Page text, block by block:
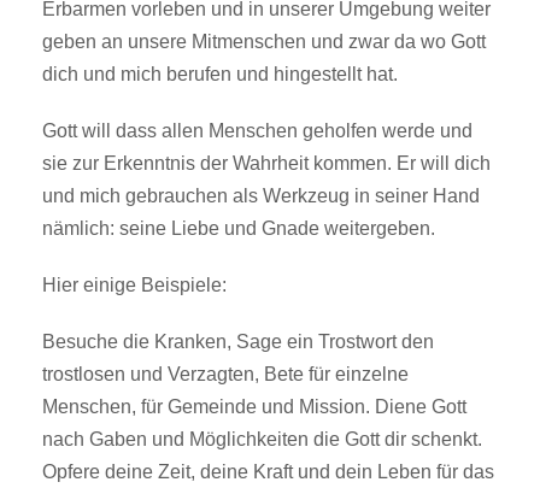
Erbarmen vorleben und in unserer Umgebung weiter
geben an unsere Mitmenschen und zwar da wo Gott
dich und mich berufen und hingestellt hat.
Gott will dass allen Menschen geholfen werde und
sie zur Erkenntnis der Wahrheit kommen. Er will dich
und mich gebrauchen als Werkzeug in seiner Hand
nämlich: seine Liebe und Gnade weitergeben.
Hier einige Beispiele:
Besuche die Kranken, Sage ein Trostwort den
trostlosen und Verzagten, Bete für einzelne
Menschen, für Gemeinde und Mission. Diene Gott
nach Gaben und Möglichkeiten die Gott dir schenkt.
Opfere deine Zeit, deine Kraft und dein Leben für das